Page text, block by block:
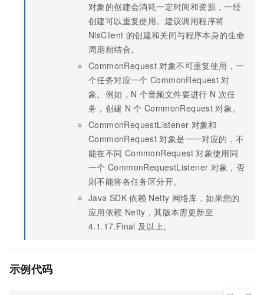
对象的创建会消耗一定时间和资源，一经
创建可以重复使用。建议调用程序将
NlsClient 的创建和关闭与程序本身的生命
周期相结合。
CommonRequest 对象不可重复使用，一
个任务对应一个 CommonRequest 对
象。例如，N 个音频文件要进行 N 次任
务，创建 N 个 CommonRequest 对象。
CommonRequestListener 对象和
CommonRequest 对象是一一对应的，不
能在不同 CommonRequest 对象使用同
一个 CommonRequestListener 对象，否
则不能将各任务区分开。
Java SDK 依赖 Netty 网络库，如果您的
应用依赖 Netty，其版本需更新至
4.1.17.Final 及以上。
示例代码